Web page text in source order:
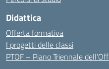
Didattica
Offerta formativa
I progetti delle classi
PTOF – Piano Triennale